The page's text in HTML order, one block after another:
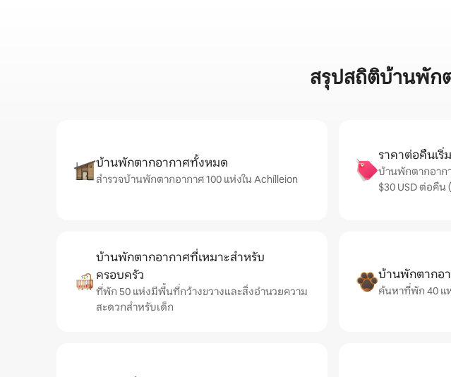
สรุปสถิติบ้านพัก
บ้านพักตากอากาศทั้งหมด
สำรวจบ้านพักตากอากาศ 100 แห่งใน Achílleion
ราคาต่อคืนเริ่
บ้านพักตากอาก
$30 USD ต่อคืน
บ้านพักตากอากาศที่เหมาะสำหรับ
ครอบครัว
ที่พัก 50 แห่งมีพื้นที่กว้างขวางและสิ่งอำนวยความ
สะดวกสำหรับเด็ก
บ้านพักตากอ
ค้นหาที่พัก 40 แ